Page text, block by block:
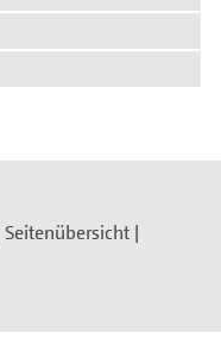
Seitenübersicht |